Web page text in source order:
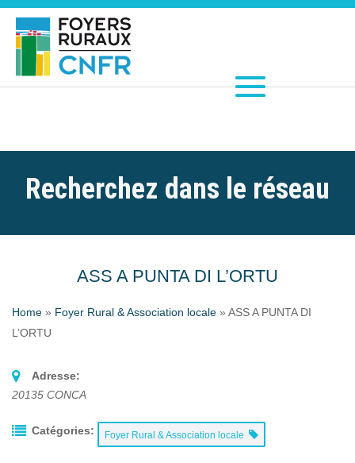
Recherchez dans le réseau
ASS A PUNTA DI L’ORTU
Home » Foyer Rural & Association locale » ASS A PUNTA DI
L’ORTU
Adresse:
20135 CONCA
Catégories: Foyer Rural & Association locale